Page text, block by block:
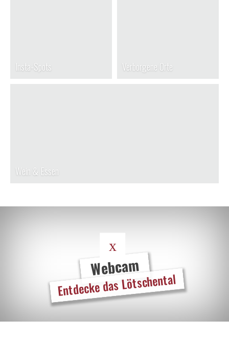
Insta-Spots Verborgene Orte
Wein & Essen
Webcam
Entdecke das Lötschental